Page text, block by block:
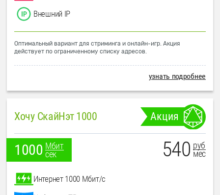
Внешний IP
Оптимальный вариант для стриминга и онлайн-игр. Акция
действует по ограниченному списку адресов.
узнать подробнее
Хочу СкайНэт 1000 Акция
1000 Мбит
сек
540 руб
мес
Интернет 1000 Мбит/с